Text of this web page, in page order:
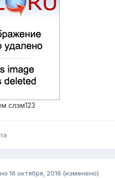
слэм123
16 октября, 2016 (изменено)